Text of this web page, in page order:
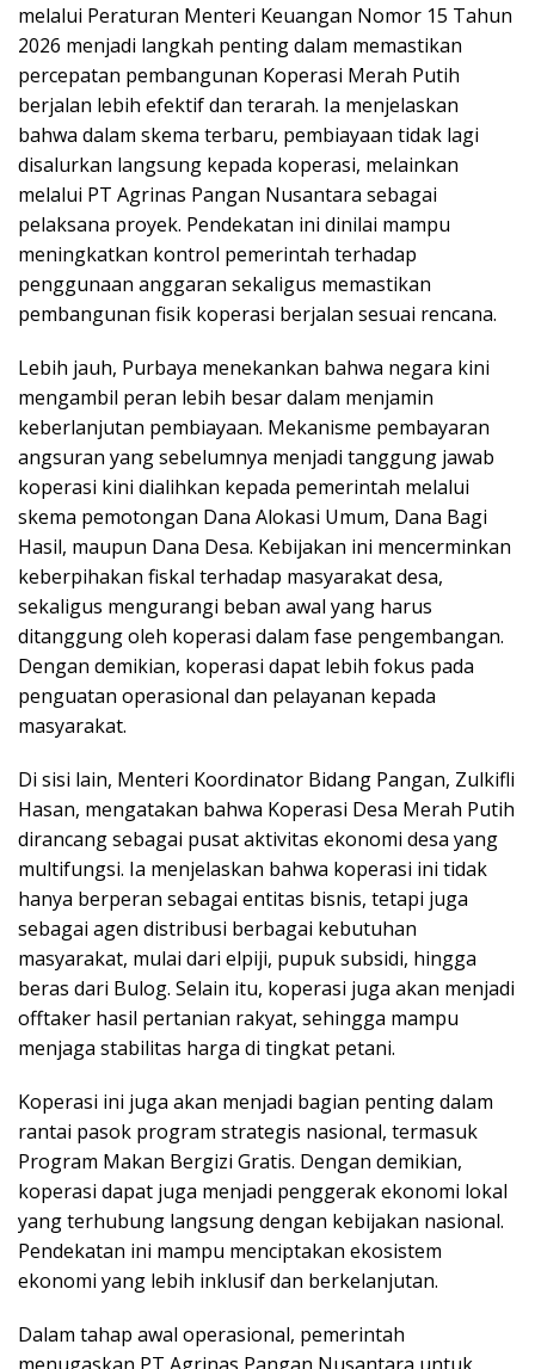
melalui Peraturan Menteri Keuangan Nomor 15 Tahun
2026 menjadi langkah penting dalam memastikan
percepatan pembangunan Koperasi Merah Putih
berjalan lebih efektif dan terarah. Ia menjelaskan
bahwa dalam skema terbaru, pembiayaan tidak lagi
disalurkan langsung kepada koperasi, melainkan
melalui PT Agrinas Pangan Nusantara sebagai
pelaksana proyek. Pendekatan ini dinilai mampu
meningkatkan kontrol pemerintah terhadap
penggunaan anggaran sekaligus memastikan
pembangunan fisik koperasi berjalan sesuai rencana.
Lebih jauh, Purbaya menekankan bahwa negara kini
mengambil peran lebih besar dalam menjamin
keberlanjutan pembiayaan. Mekanisme pembayaran
angsuran yang sebelumnya menjadi tanggung jawab
koperasi kini dialihkan kepada pemerintah melalui
skema pemotongan Dana Alokasi Umum, Dana Bagi
Hasil, maupun Dana Desa. Kebijakan ini mencerminkan
keberpihakan fiskal terhadap masyarakat desa,
sekaligus mengurangi beban awal yang harus
ditanggung oleh koperasi dalam fase pengembangan.
Dengan demikian, koperasi dapat lebih fokus pada
penguatan operasional dan pelayanan kepada
masyarakat.
Di sisi lain, Menteri Koordinator Bidang Pangan, Zulkifli
Hasan, mengatakan bahwa Koperasi Desa Merah Putih
dirancang sebagai pusat aktivitas ekonomi desa yang
multifungsi. Ia menjelaskan bahwa koperasi ini tidak
hanya berperan sebagai entitas bisnis, tetapi juga
sebagai agen distribusi berbagai kebutuhan
masyarakat, mulai dari elpiji, pupuk subsidi, hingga
beras dari Bulog. Selain itu, koperasi juga akan menjadi
offtaker hasil pertanian rakyat, sehingga mampu
menjaga stabilitas harga di tingkat petani.
Koperasi ini juga akan menjadi bagian penting dalam
rantai pasok program strategis nasional, termasuk
Program Makan Bergizi Gratis. Dengan demikian,
koperasi dapat juga menjadi penggerak ekonomi lokal
yang terhubung langsung dengan kebijakan nasional.
Pendekatan ini mampu menciptakan ekosistem
ekonomi yang lebih inklusif dan berkelanjutan.
Dalam tahap awal operasional, pemerintah